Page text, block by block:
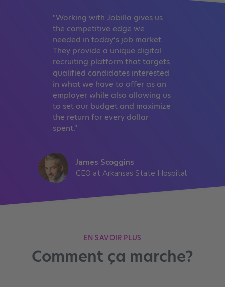
"Working with Jobilla gives us
the competitive edge we
needed in today’s job market.
They provide a unique digital
recruiting platform that targets
qualified candidates interested
in what we have to offer as an
employer while also allowing us
to set our budget and maximize
the return for every dollar
spent."
James Scoggins
CEO at Arkansas State Hospital
EN SAVOIR PLUS
Comment ça marche?